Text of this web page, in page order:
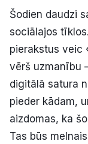
Šodien daudzi
sociālajos
pierakstus veic
vērš uzmanību
digitālā satura
pieder kādam,
aizdomas, ka
Tas būs